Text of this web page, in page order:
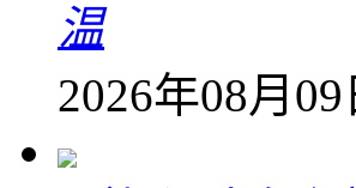
温
2026年08月